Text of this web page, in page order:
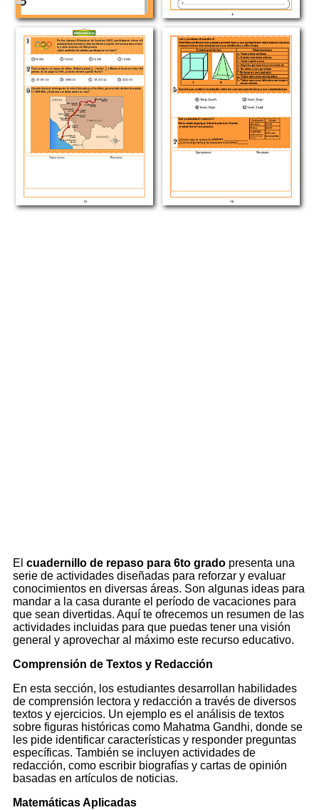
El cuadernillo de repaso para 6to grado presenta una
serie de actividades diseñadas para reforzar y evaluar
conocimientos en diversas áreas. Son algunas ideas para
mandar a la casa durante el período de vacaciones para
que sean divertidas. Aquí te ofrecemos un resumen de las
actividades incluidas para que puedas tener una visión
general y aprovechar al máximo este recurso educativo.
Comprensión de Textos y Redacción
En esta sección, los estudiantes desarrollan habilidades
de comprensión lectora y redacción a través de diversos
textos y ejercicios. Un ejemplo es el análisis de textos
sobre figuras históricas como Mahatma Gandhi, donde se
les pide identificar características y responder preguntas
específicas. También se incluyen actividades de
redacción, como escribir biografías y cartas de opinión
basadas en artículos de noticias.
Matemáticas Aplicadas